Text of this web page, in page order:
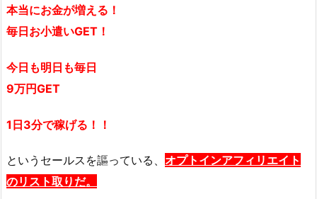
本当にお金が増える！
毎日お小遣いGET！
今日も明日も毎日
9万円GET
1日3分で稼げる！！
というセールスを謳っている、 オプトインアフィリエイト
のリスト取りだ。